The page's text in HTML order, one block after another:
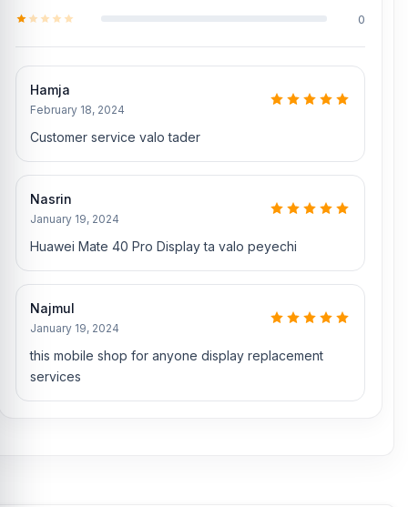
0
Hamja
February 18, 2024
Customer service valo tader
Nasrin
January 19, 2024
Huawei Mate 40 Pro Display ta valo peyechi
Najmul
January 19, 2024
this mobile shop for anyone display replacement
services